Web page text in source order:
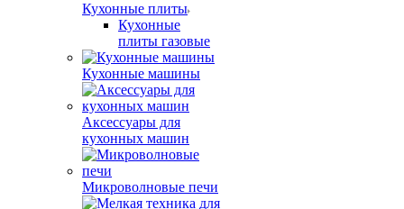
Кухонные плиты
Кухонные
плиты газовые
Кухонные машины
Аксессуары для
кухонных машин
Микроволновые печи